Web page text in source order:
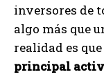
inversores de
algo más que
realidad es que
principal